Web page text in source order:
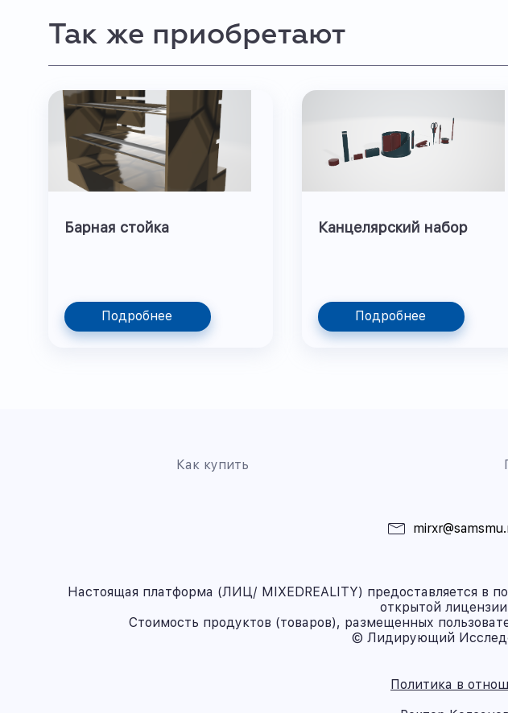
Так же приобретают
Барная стойка
Подробнее
Канцелярский набор
Подробнее
Как купить
Настоящая платформа (ЛИЦ/ MIXEDREALITY) предоставляется в
открытой
Стоимость продуктов (товаров), размещенных
© Лидирующий
Политика в